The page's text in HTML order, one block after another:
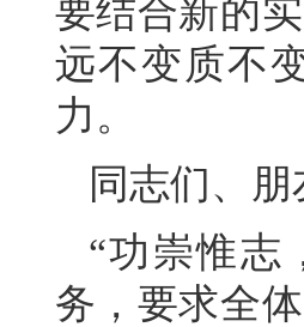
要结合新的
远不变质不
力。
同志们、朋
“功崇惟志
务，要求全